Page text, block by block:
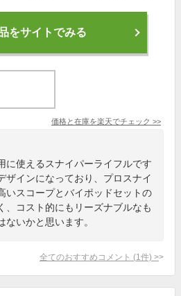
をサイトでみる
価格と在庫を楽天でチェック >>
に使えるスナイパーライフルです
ザインになっており、プロスナイ
いスコープとバイポッドセットの
、コスト的にもリーズナブルなも
いかと思います。
全てのおすすめコメント (1 件) >